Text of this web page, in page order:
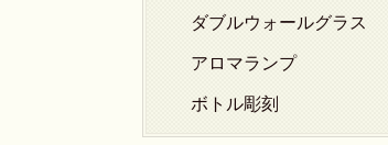
ダブルウォールグラス
アロマランプ
ボトル彫刻